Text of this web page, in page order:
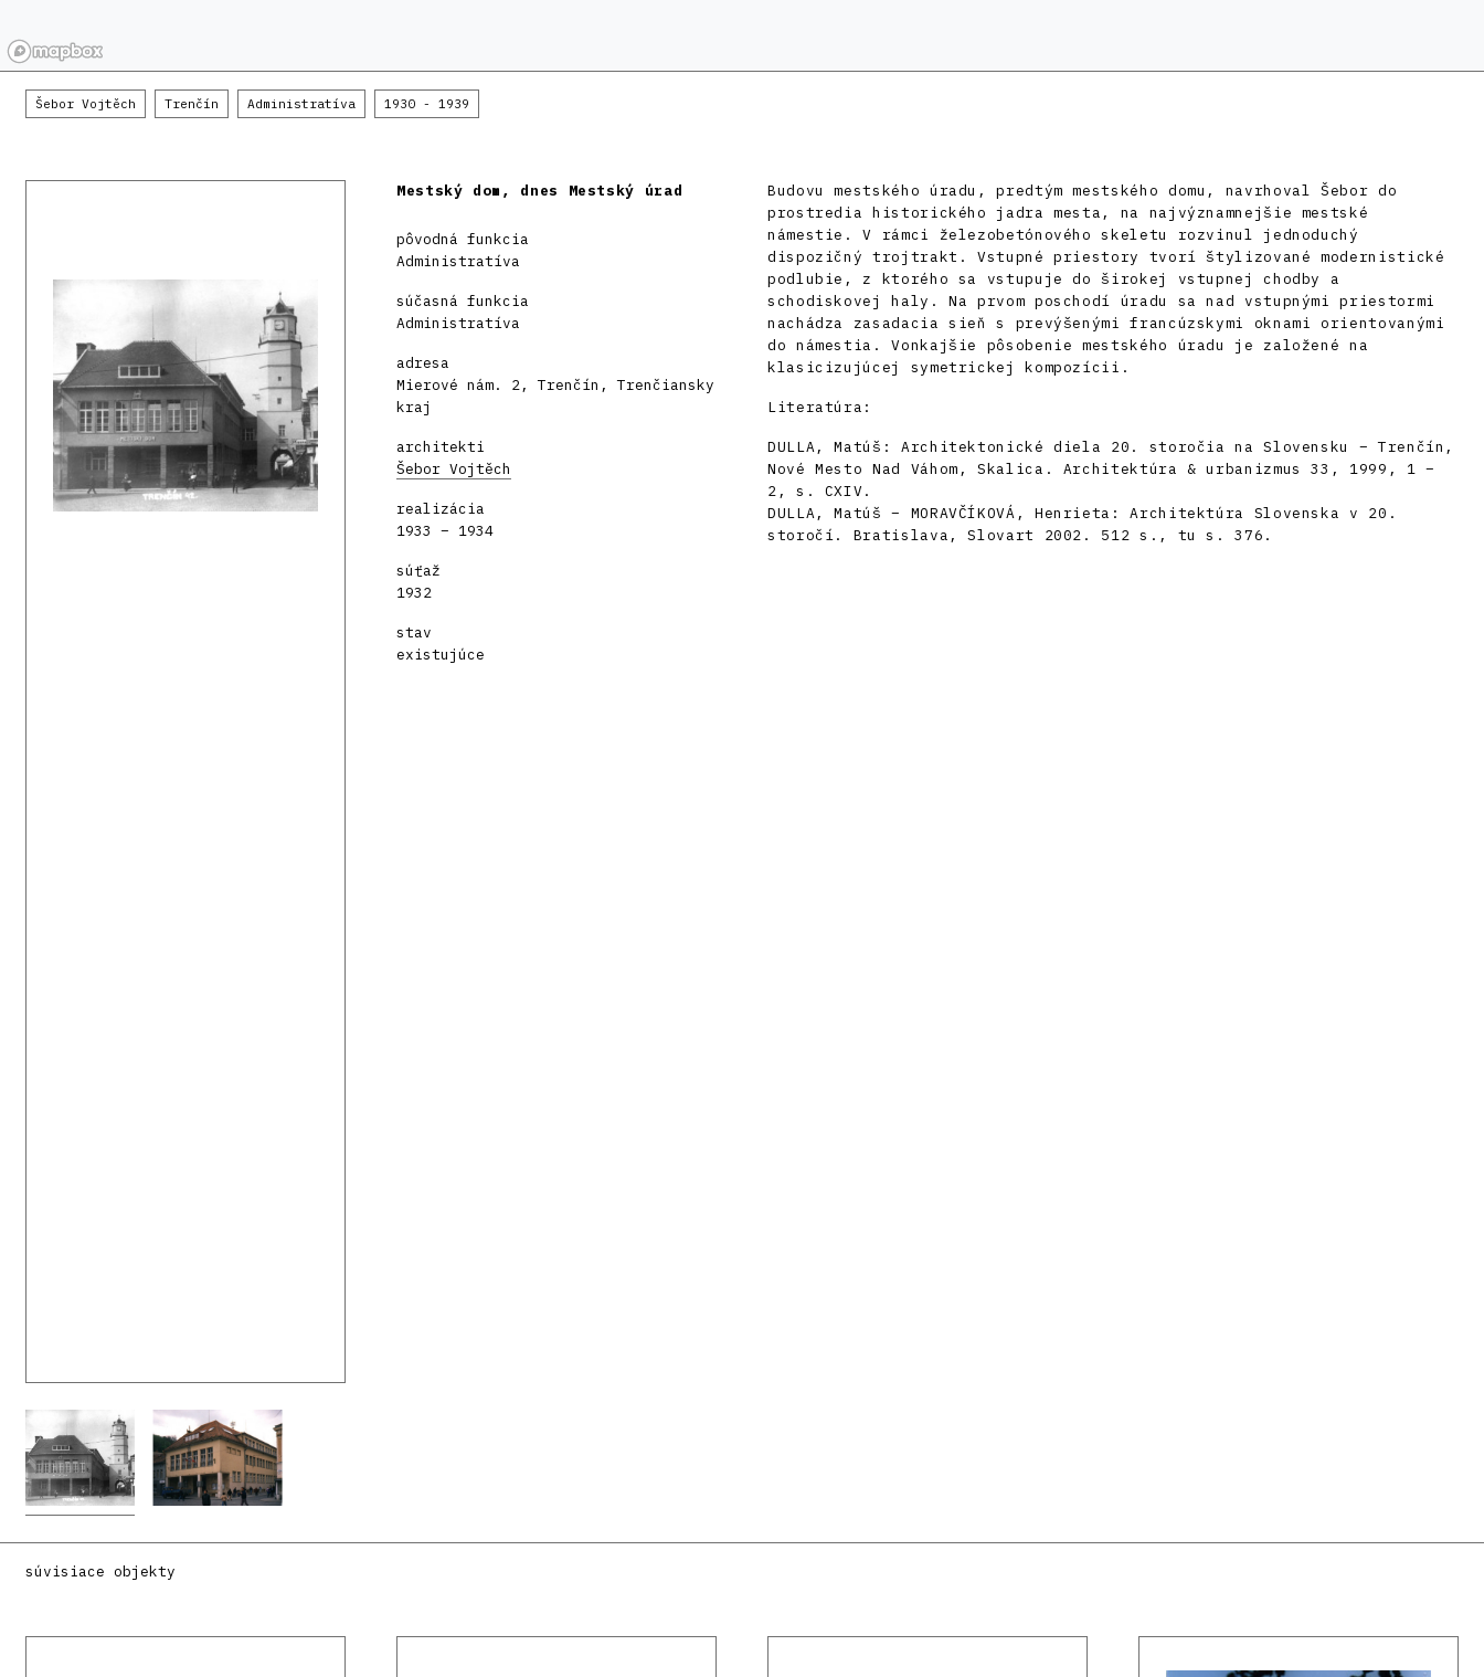
Šebor Vojtěch Trenčín Administratíva 1930 - 1939
Mestský dom, dnes Mestský úrad
pôvodná funkcia
Administratíva
súčasná funkcia
Administratíva
adresa
Mierové nám. 2, Trenčín, Trenčiansky
kraj
architekti
Šebor Vojtěch
realizácia
1933 – 1934
súťaž
1932
stav
existujúce
Budovu mestského úradu, predtým mestského domu, navrhoval Šebor do
prostredia historického jadra mesta, na najvýznamnejšie mestské
námestie. V rámci železobetónového skeletu rozvinul jednoduchý
dispozičný trojtrakt. Vstupné priestory tvorí štylizované modernistické
podlubie, z ktorého sa vstupuje do širokej vstupnej chodby a
schodiskovej haly. Na prvom poschodí úradu sa nad vstupnými priestormi
nachádza zasadacia sieň s prevýšenými francúzskymi oknami orientovanými
do námestia. Vonkajšie pôsobenie mestského úradu je založené na
klasicizujúcej symetrickej kompozícii.
Literatúra:
DULLA, Matúš: Architektonické diela 20. storočia na Slovensku – Trenčín,
Nové Mesto Nad Váhom, Skalica. Architektúra & urbanizmus 33, 1999, 1 –
2, s. CXIV.
DULLA, Matúš – MORAVČÍKOVÁ, Henrieta: Architektúra Slovenska v 20.
storočí. Bratislava, Slovart 2002. 512 s., tu s. 376.
súvisiace objekty